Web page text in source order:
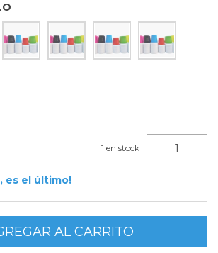
1 en stock
es el último!